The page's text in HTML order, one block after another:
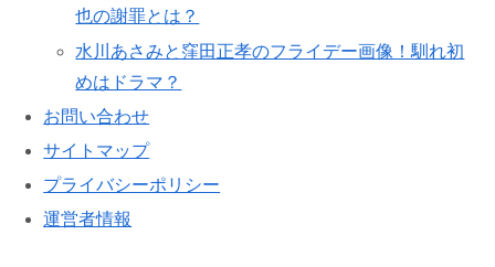
也の謝罪とは？
水川あさみと窪田正孝のフライデー画像！馴れ初
めはドラマ？
お問い合わせ
サイトマップ
プライバシーポリシー
運営者情報